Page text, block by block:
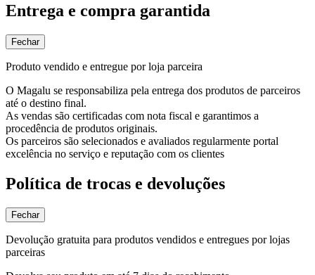
Entrega e compra garantida
Fechar
Produto vendido e entregue por loja parceira
O Magalu se responsabiliza pela entrega dos produtos de parceiros
até o destino final.
As vendas são certificadas com nota fiscal e garantimos a
procedência de produtos originais.
Os parceiros são selecionados e avaliados regularmente portal
excelência no serviço e reputação com os clientes
Política de trocas e devoluções
Fechar
Devolução gratuita para produtos vendidos e entregues por lojas
parceiras